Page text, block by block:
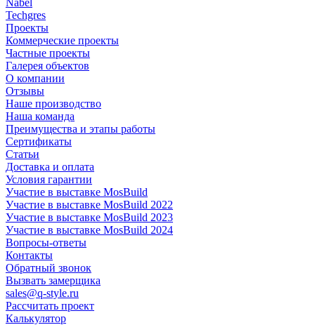
Nabel
Techgres
Проекты
Коммерческие проекты
Частные проекты
Галерея объектов
О компании
Отзывы
Наше производство
Наша команда
Преимущества и этапы работы
Сертификаты
Статьи
Доставка и оплата
Условия гарантии
Участие в выставке MosBuild
Участие в выставке MosBuild 2022
Участие в выставке MosBuild 2023
Участие в выставке MosBuild 2024
Вопросы-ответы
Контакты
Обратный звонок
Вызвать замерщика
sales@q-style.ru
Рассчитать проект
Калькулятор